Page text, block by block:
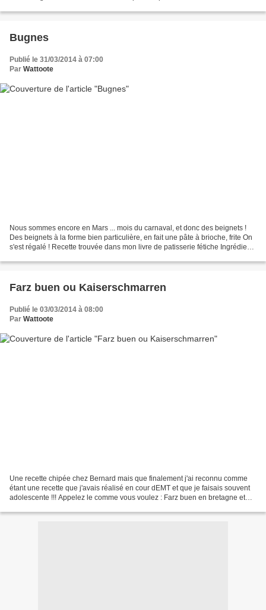
Bugnes
Publié le 31/03/2014 à 07:00
Par Wattoote
Nous sommes encore en Mars ... mois du carnaval, et donc des beignets !
Des beignets à la forme bien particulière, en fait une pâte à brioche, frite On
s'est régalé ! Recette trouvée dans mon livre de patisserie fétiche Ingrédients
Farz buen ou Kaiserschmarren
Publié le 03/03/2014 à 08:00
Par Wattoote
Une recette chipée chez Bernard mais que finalement j'ai reconnu comme
étant une recette que j'avais réalisé en cour dEMT et que je faisais souvent
adolescente !!! Appelez le comme vous voulez : Farz buen en bretagne et